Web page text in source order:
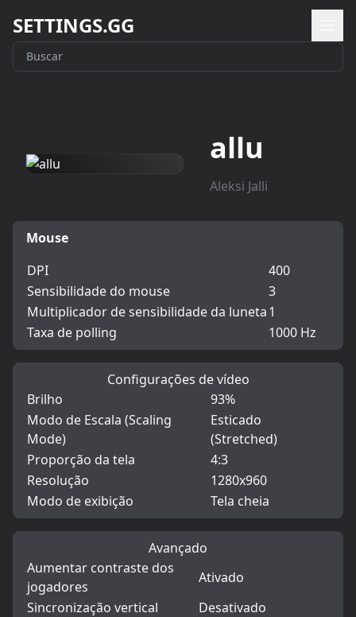
SETTINGS.GG
allu
Aleksi Jalli
Mouse
DPI
400
Sensibilidade do mouse
3
Multiplicador de sensibilidade da luneta1
Taxa de polling
1000 Hz
Configurações de vídeo
Brilho
93%
Modo de Escala (Scaling
Mode)
Esticado
(Stretched)
Proporção da tela
4:3
Resolução
1280x960
Modo de exibição
Tela cheia
Avançado
Aumentar contraste dos
jogadores
Ativado
Sincronização vertical
Desativado